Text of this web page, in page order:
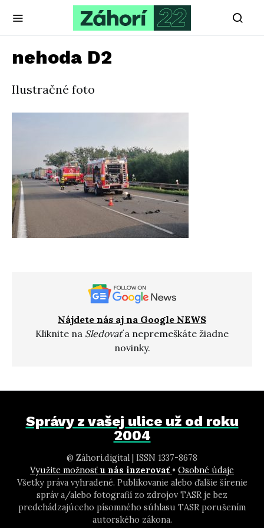
nehoda D2
Ilustračné foto
Nájdete nás aj na Google NEWS
Kliknite na Sledovaťa nepremeškáte žiadne
novinky.
Správy z vašej ulice už od roku
2004
@ Záhori.digital | ISSN 1337-8678
Využite možnosť u nás inzerovať • Osobné údaje
Všetky práva vyhradené. Publikovanie alebo ďalšie šírenie
správ a/alebo fotografií zo zdrojov TASR je bez
predchádzajúceho písomného súhlasu TASR porušením
autorského zákona.